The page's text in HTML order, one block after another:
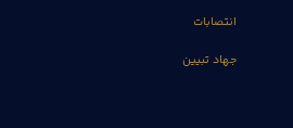
انتصابات
جهاد تبیین